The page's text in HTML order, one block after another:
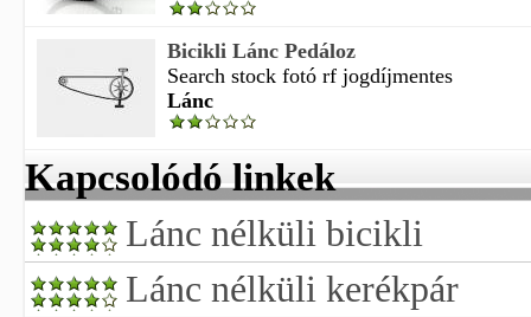
Bicikli Lánc Pedáloz
Search stock fotó rf jogdíjmentes
Lánc
Kapcsolódó linkek
Lánc nélküli bicikli
Lánc nélküli kerékpár